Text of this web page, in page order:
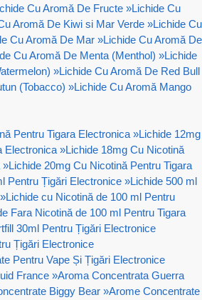
Cu Aromă De Fructe »Lichide Cu
Aromă De Kiwi si Mar Verde »Lichide Cu
Cu Aromă De Mar »Lichide Cu Aromă De
Cu Aromă De Menta (Menthol) »Lichide
»Lichide Cu Aromă De Red Bull
(Tobacco) »Lichide Cu Aromă Mango
Pentru Tigara Electronica »Lichide 12mg
Electronica »Lichide 18mg Cu Nicotină
»Lichide 20mg Cu Nicotină Pentru Tigara
Pentru Țigări Electronice »Lichide 500 ml
»Lichide cu Nicotină de 100 ml Pentru
Fara Nicotină de 100 ml Pentru Tigara
30ml Pentru Țigări Electronice
Țigări Electronice
Pentru Vape Și Țigări Electronice
France »Aroma Concentrata Guerra
Biggy Bear »Arome Concentrate